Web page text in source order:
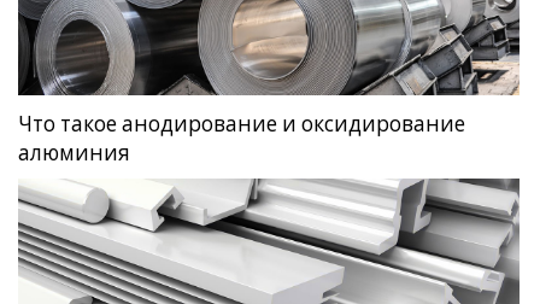
Что такое анодирование и оксидирование
алюминия